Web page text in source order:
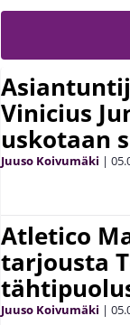
Vinicius
uskotaan
Juuso Koivumäki |
Atletico
tarjousta
Juuso Koivumäki |